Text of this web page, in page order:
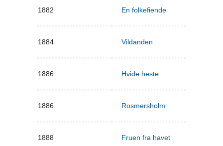
1882 En folkefiende
1884 Vildanden
1886 Hvide heste
1886 Rosmersholm
1888 Fruen fra havet